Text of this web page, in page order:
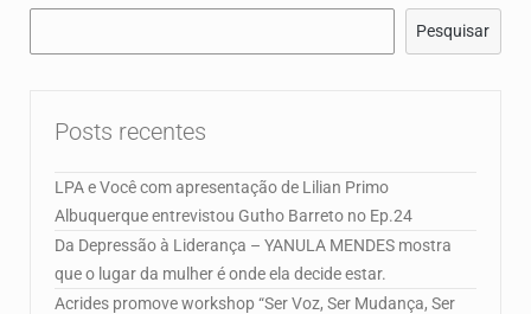
Pesquisar
Posts recentes
LPA e Você com apresentação de Lilian Primo
Albuquerque entrevistou Gutho Barreto no Ep.24
Da Depressão à Liderança – YANULA MENDES mostra
que o lugar da mulher é onde ela decide estar.
Acrides promove workshop “Ser Voz, Ser Mudança, Ser